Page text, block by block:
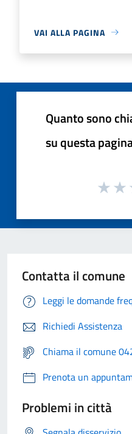
VAI ALLA PAGINA
Quanto sono
su questa
Contatta il comune
Leggi le domande
Richiedi Assistenza
Chiama il comune
Prenota un
Problemi in città